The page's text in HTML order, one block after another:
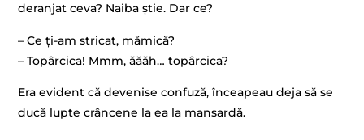
deranjat ceva? Naiba știe. Dar ce?
– Ce ți-am stricat, mămică?
– Topârcica! Mmm, ăăăh… topârcica?
Era evident că devenise confuză, înceapeau deja să se
ducă lupte crâncene la ea la mansardă.